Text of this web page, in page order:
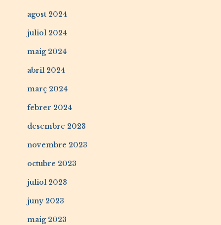
agost 2024
juliol 2024
maig 2024
abril 2024
març 2024
febrer 2024
desembre 2023
novembre 2023
octubre 2023
juliol 2023
juny 2023
maig 2023